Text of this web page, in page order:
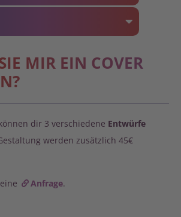
MIR EIN COVER
dir 3 verschiedene Entwürfe
werden zusätzlich 45€
Anfrage.